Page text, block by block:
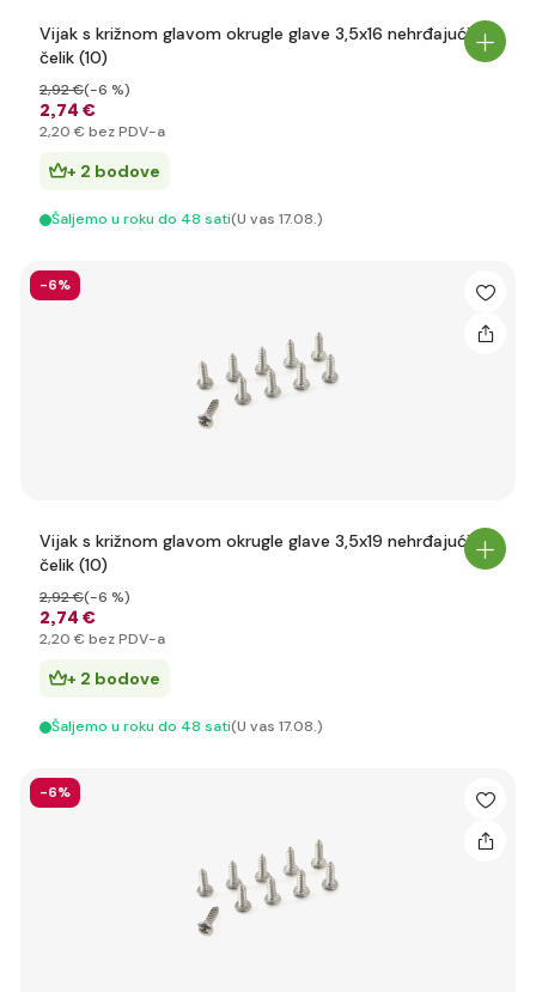
Vijak s križnom glavom okrugle glave 3,5x16 nehrđajući
čelik (10)
2,74 €
2,92 €(-6 %)
2,20 € bez PDV-a
+ 2 bodove
Šaljemo u roku do 48 sati(U vas 17.08.)
-6%
Vijak s križnom glavom okrugle glave 3,5x19 nehrđajući
čelik (10)
2,74 €
2,92 €(-6 %)
2,20 € bez PDV-a
+ 2 bodove
Šaljemo u roku do 48 sati(U vas 17.08.)
-6%